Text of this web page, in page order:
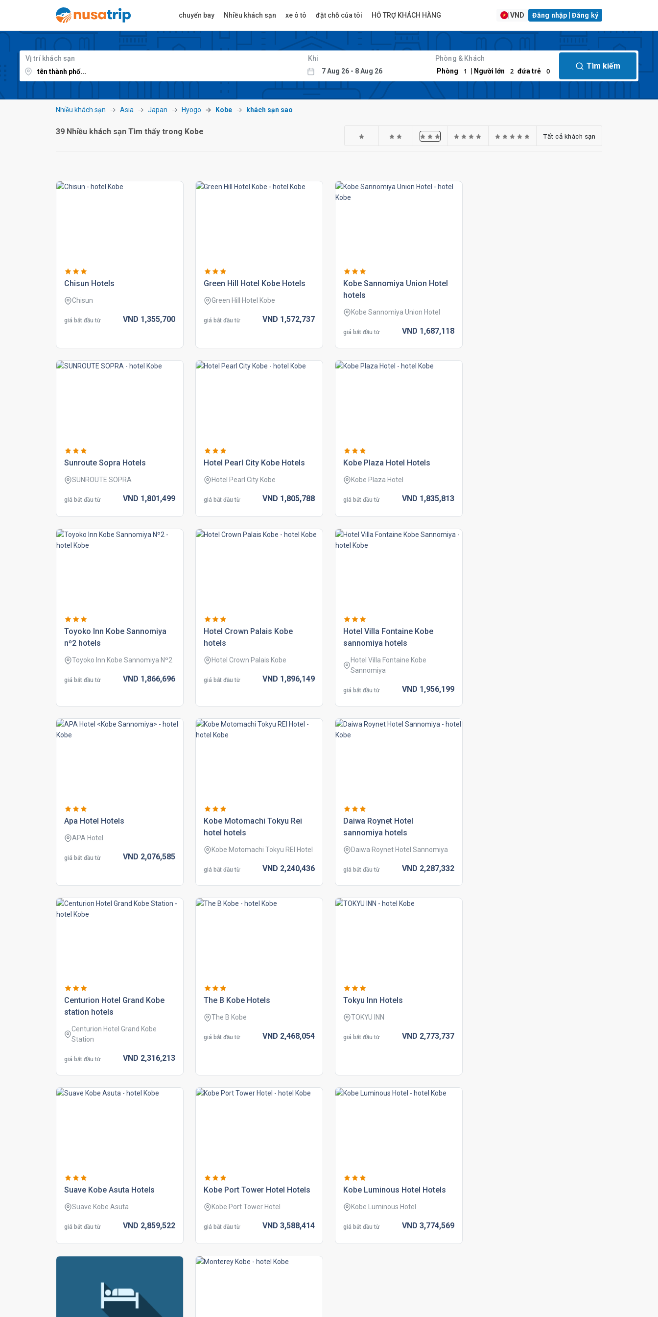
chuyến bay Nhiều khách sạn xe ô tô đặt chỗ của tôi HỖ TRỢ KHÁCH HÀNG VND Đăng nhập | Đăng ký
Vị trí khách sạn Khi
Phòng & Khách
Phòng
1 | Người lớn 2 đứa trẻ 0
Tìm kiếm
Nhiều khách sạn Asia Japan Hyogo Kobe khách sạn sao
39 Nhiều khách sạn Tìm thấy trong Kobe Tất cả khách sạn
chisun hotels
Chisun
giá bắt đầu từ VND 1,355,700
green hill hotel kobe hotels
Green Hill Hotel Kobe
giá bắt đầu từ VND 1,572,737
kobe sannomiya union hotel
hotels
Kobe Sannomiya Union Hotel
giá bắt đầu từ VND 1,687,118
sunroute sopra hotels
SUNROUTE SOPRA
giá bắt đầu từ VND 1,801,499
hotel pearl city kobe hotels
Hotel Pearl City Kobe
giá bắt đầu từ VND 1,805,788
kobe plaza hotel hotels
Kobe Plaza Hotel
giá bắt đầu từ VND 1,835,813
toyoko inn kobe sannomiya
nº2 hotels
Toyoko Inn Kobe Sannomiya Nº2
giá bắt đầu từ VND 1,866,696
hotel crown palais kobe
hotels
Hotel Crown Palais Kobe
giá bắt đầu từ VND 1,896,149
hotel villa fontaine kobe
sannomiya hotels
Hotel Villa Fontaine Kobe
Sannomiya
giá bắt đầu từ VND 1,956,199
apa hotel hotels
APA Hotel
giá bắt đầu từ VND 2,076,585
kobe motomachi tokyu rei
hotel hotels
Kobe Motomachi Tokyu REI Hotel
giá bắt đầu từ VND 2,240,436
daiwa roynet hotel
sannomiya hotels
Daiwa Roynet Hotel Sannomiya
giá bắt đầu từ VND 2,287,332
centurion hotel grand kobe
station hotels
Centurion Hotel Grand Kobe
Station
giá bắt đầu từ VND 2,316,213
the b kobe hotels
The B Kobe
giá bắt đầu từ VND 2,468,054
tokyu inn hotels
TOKYU INN
giá bắt đầu từ VND 2,773,737
suave kobe asuta hotels
Suave Kobe Asuta
giá bắt đầu từ VND 2,859,522
kobe port tower hotel hotels
Kobe Port Tower Hotel
giá bắt đầu từ VND 3,588,414
kobe luminous hotel hotels
Kobe Luminous Hotel
giá bắt đầu từ VND 3,774,569